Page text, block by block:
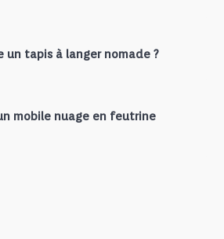
un tapis à langer nomade ?
mobile nuage en feutrine